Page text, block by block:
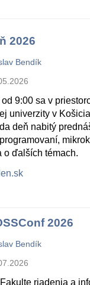
2026
Bendík
9:00 sa v
univerzity v
deň nabitý
o ďalších témach.
2026
Bendík
riadenia a